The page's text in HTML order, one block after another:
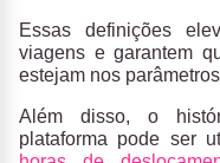
Essas definições
viagens e garantem
estejam nos
Além disso, o
plataforma pode ser